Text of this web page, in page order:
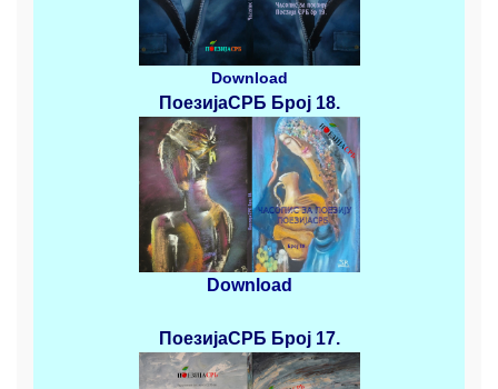
Download
ПоезијаСРБ Број 18.
Download
ПоезијаСРБ Број 17.